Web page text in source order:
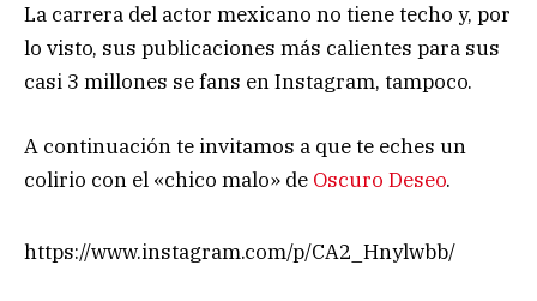
La carrera del actor mexicano no tiene techo y, por
lo visto, sus publicaciones más calientes para sus
casi 3 millones se fans en Instagram, tampoco.
A continuación te invitamos a que te eches un
colirio con el «chico malo» de Oscuro Deseo.
https://www.instagram.com/p/CA2_Hnylwbb/